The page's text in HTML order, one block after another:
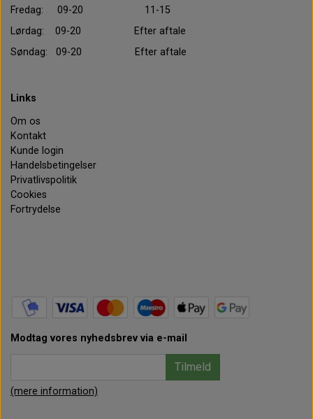
Fredag: 09-20 11-15
Lørdag: 09-20 Efter aftale
Søndag: 09-20 Efter aftale
Links
Om os
Kontakt
Kunde login
Handelsbetingelser
Privatlivspolitik
Cookies
Fortrydelse
Modtag vores nyhedsbrev via e-mail
Tilmeld
(mere information)